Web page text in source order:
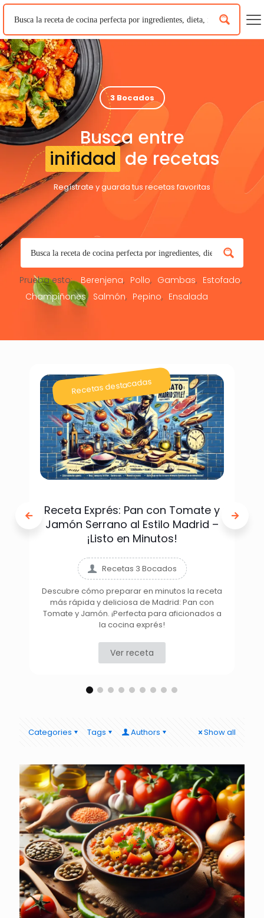
3 Bocados
Busca entre
inifidad de recetas
Regístrate y guarda tus recetas favoritas
Prueba esto: Berenjena Pollo Gambas
Estofado
Champiñones
Salmón Pepino Ensalada
Recetas destacadas
Receta Exprés: Pan con Tomate y
Jamón Serrano al Estilo Madrid –
¡Listo en Minutos!
Recetas 3 Bocados
Descubre cómo preparar en minutos la receta
más rápida y deliciosa de Madrid: Pan con
Tomate y Jamón. ¡Perfecta para aficionados a
la cocina exprés!
Ver receta
Categories Tags Authors Show all